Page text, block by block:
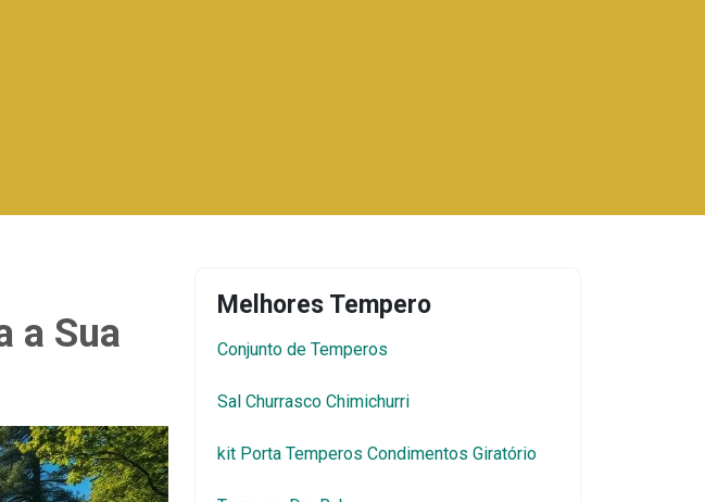
a Sua
Melhores Tempero
Conjunto de Temperos
Sal Churrasco Chimichurri
kit Porta Temperos Condimentos Giratório